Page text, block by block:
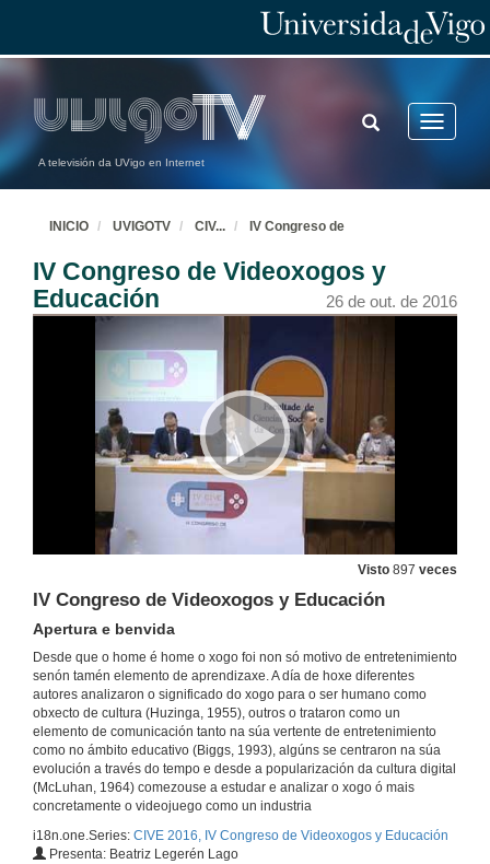
A televisión da UVigo en Internet
Toggle
TOGGLE
SEARCH
INICIO UVIGOTV CIV... IV Congreso de
IV Congreso de Videoxogos y
Educación
26 de out. de 2016
Visto 897 veces
IV Congreso de Videoxogos y Educación
Apertura e benvida
Desde que o home é home o xogo foi non só motivo de entretenimiento
senón tamén elemento de aprendizaxe. A día de hoxe diferentes
autores analizaron o significado do xogo para o ser humano como
obxecto de cultura (Huzinga, 1955), outros o trataron como un
elemento de comunicación tanto na súa vertente de entretenimiento
como no ámbito educativo (Biggs, 1993), algúns se centraron na súa
evolución a través do tempo e desde a popularización da cultura digital
(McLuhan, 1964) comezouse a estudar e analizar o xogo ó mais
concretamente o videojuego como un industria
i18n.one.Series: CIVE 2016, IV Congreso de Videoxogos y Educación
Presenta: Beatriz Legerén Lago